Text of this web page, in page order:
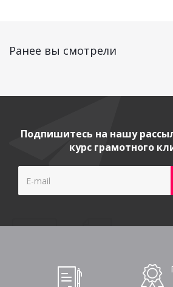
Ранее вы смотрели
Подпишитесь на нашу
курс грамотного